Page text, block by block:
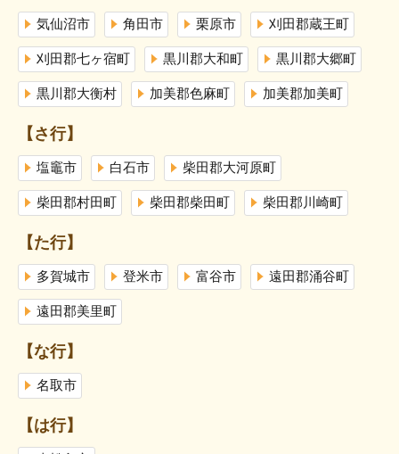
気仙沼市 角田市 栗原市 刈田郡蔵王町
刈田郡七ヶ宿町 黒川郡大和町 黒川郡大郷町
黒川郡大衡村 加美郡色麻町 加美郡加美町
【さ行】
塩竈市 白石市 柴田郡大河原町
柴田郡村田町 柴田郡柴田町 柴田郡川崎町
【た行】
多賀城市 登米市 富谷市 遠田郡涌谷町
遠田郡美里町
【な行】
名取市
【は行】